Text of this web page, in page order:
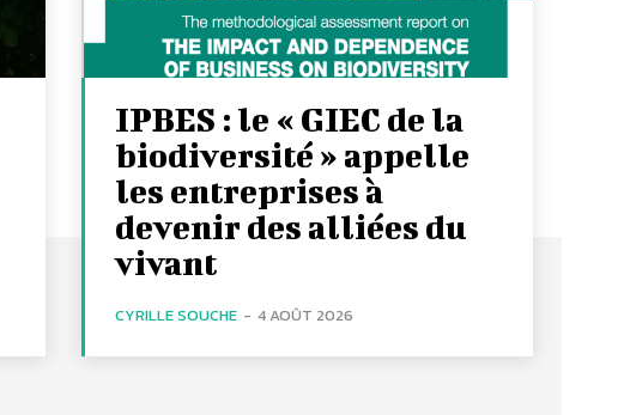
IPBES : le « GIEC de la
biodiversité » appelle
les entreprises à
devenir des alliées du
vivant
CYRILLE SOUCHE - 4 AOÛT 2026